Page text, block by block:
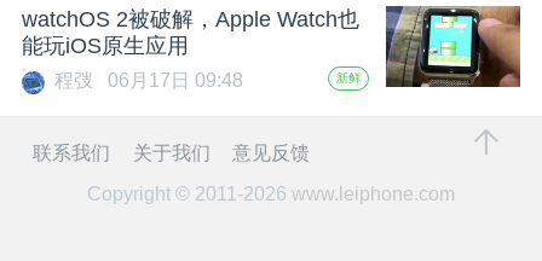
中
心
GAIR
watchOS 2被破解，Apple Watch也
能玩iOS原生应用
程弢 06月17日 09:48 新鲜
联系我们 关于我们
意见反馈
Copyright © 2011-2026 www.leiphone.com